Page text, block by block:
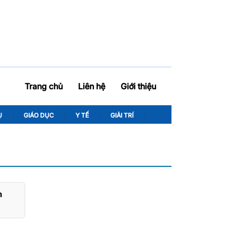
Trang chủ Liên hệ Giới thiệu
GIÁO DỤC Y TẾ GIẢI TRÍ